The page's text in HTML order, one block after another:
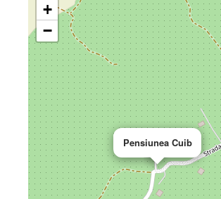
Pensiunea Cuib
+
−